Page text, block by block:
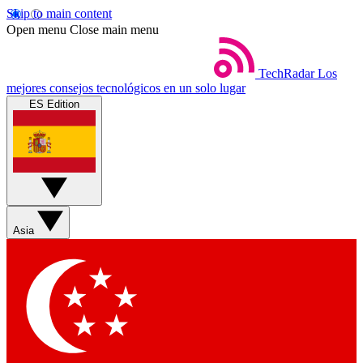
Skip to main content
Open menu Close main menu
TechRadar Los
mejores consejos tecnológicos en un solo lugar
ES Edition
Asia